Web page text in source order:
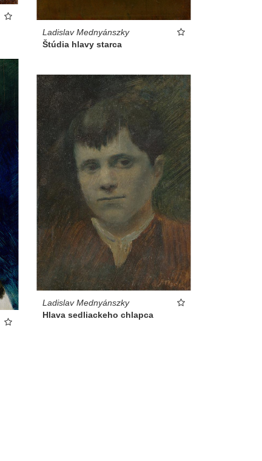
Ladislav Mednyánszky
Štúdia hlavy starca
Ladislav Mednyánszky
Hlava sedliackeho chlapca